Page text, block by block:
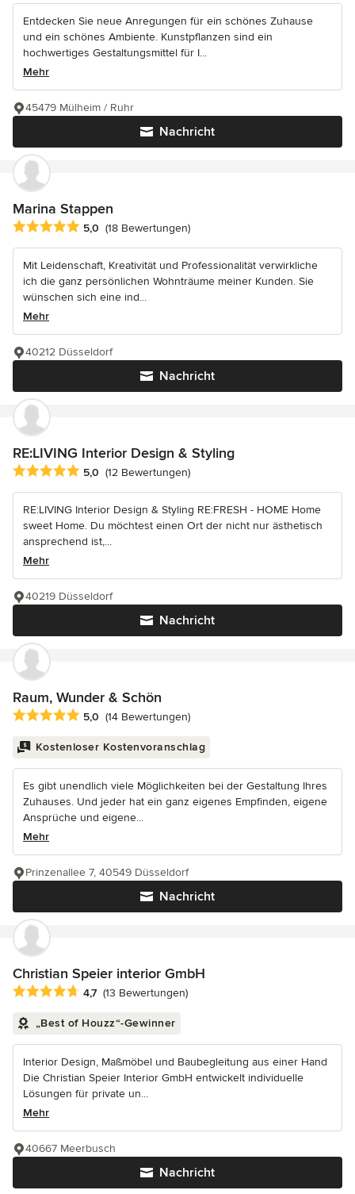
Entdecken Sie neue Anregungen für ein schönes Zuhause
und ein schönes Ambiente. Kunstpflanzen sind ein
hochwertiges Gestaltungsmittel für I...
Mehr
Nachricht
45479 Mülheim / Ruhr
Marina Stappen
Durchschnittliche Bewertung: 5 von 5 Sternen
5,0 (18 Bewertungen)
Mit Leidenschaft, Kreativität und Professionalität verwirkliche
ich die ganz persönlichen Wohnträume meiner Kunden. Sie
wünschen sich eine ind...
Mehr
Nachricht
40212 Düsseldorf
RE:LIVING Interior Design & Styling
Durchschnittliche Bewertung: 5 von 5 Sternen
5,0 (12 Bewertungen)
RE:LIVING Interior Design & Styling RE:FRESH - HOME Home
sweet Home. Du möchtest einen Ort der nicht nur ästhetisch
ansprechend ist,...
Mehr
Nachricht
40219 Düsseldorf
Raum, Wunder & Schön
Durchschnittliche Bewertung: 5 von 5 Sternen
5,0 (14 Bewertungen)
Kostenloser Kostenvoranschlag
Es gibt unendlich viele Möglichkeiten bei der Gestaltung Ihres
Zuhauses. Und jeder hat ein ganz eigenes Empfinden, eigene
Ansprüche und eigene...
Mehr
Nachricht
Prinzenallee 7, 40549 Düsseldorf
Christian Speier interior GmbH
Durchschnittliche Bewertung: 4.7 von 5 Sternen
4,7 (13 Bewertungen)
„Best of Houzz“-Gewinner
Interior Design, Maßmöbel und Baubegleitung aus einer Hand
Die Christian Speier Interior GmbH entwickelt individuelle
Lösungen für private un...
Mehr
Nachricht
40667 Meerbusch